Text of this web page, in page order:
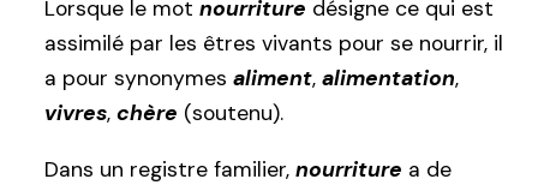
Lorsque le mot nourriture désigne ce qui est
assimilé par les êtres vivants pour se nourrir, il
a pour synonymes aliment, alimentation,
vivres, chère (soutenu).
Dans un registre familier, nourriture a de